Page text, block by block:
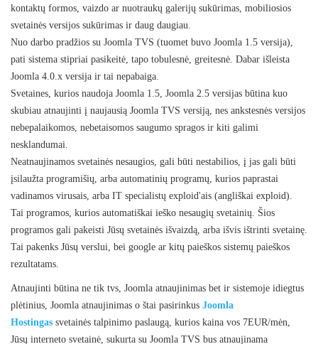
kontaktų formos, vaizdo ar nuotraukų galerijų sukūrimas, mobiliosios
svetainės versijos sukūrimas ir daug daugiau.
Nuo darbo pradžios su Joomla TVS (tuomet buvo Joomla 1.5 versija),
pati sistema stipriai pasikeitė, tapo tobulesnė, greitesnė. Dabar išleista
Joomla 4.0.x versija ir tai nepabaiga.
Svetaines, kurios naudoja Joomla 1.5, Joomla 2.5 versijas būtina kuo
skubiau atnaujinti į naujausią Joomla TVS versiją, nes ankstesnės versijos
nebepalaikomos, nebetaisomos saugumo spragos ir kiti galimi
nesklandumai.
Neatnaujinamos svetainės nesaugios, gali būti nestabilios, į jas gali būti
įsilaužta programišių, arba automatinių programų, kurios paprastai
vadinamos virusais, arba IT specialistų exploid'ais (angliškai exploid).
Tai programos, kurios automatiškai ieško nesaugių svetainių. Šios
programos gali pakeisti Jūsų svetainės išvaizdą, arba išvis ištrinti svetainę.
Tai pakenks Jūsų verslui, bei google ar kitų paieškos sistemų paieškos
rezultatams.
Atnaujinti būtina ne tik tvs, Joomla atnaujinimas bet ir sistemoje idiegtus
plėtinius, Joomla atnaujinimas o štai pasirinkus Joomla
Hostingas svetainės talpinimo paslaugą, kurios kaina vos 7EUR/mėn,
Jūsų interneto svetainė, sukurta su Joomla TVS bus atnaujinama